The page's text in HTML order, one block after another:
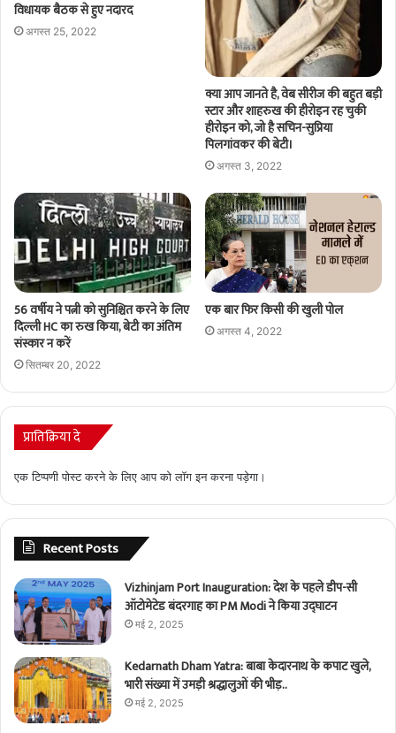
विधायक बैठक से हुए नदारद
अगस्त 25, 2022
क्या आप जानते है, वेब सीरीज की बहुत बड़ी
स्टार और शाहरुख की हीरोइन रह चुकी
हीरोइन को, जो है सचिन-सुप्रिया
पिलगांवकर की बेटी।
अगस्त 3, 2022
56 वर्षीय ने पत्नी को सुनिश्चित करने के लिए
दिल्ली HC का रुख किया, बेटी का अंतिम
संस्कार न करें
सितम्बर 20, 2022
एक बार फिर किसी की खुली पोल
अगस्त 4, 2022
प्रातिक्रिया दे
एक टिप्पणी पोस्ट करने के लिए आप कोलॉग इनकरना पड़ेगा।
Recent Posts
Vizhinjam Port Inauguration: देश के पहले डीप-सी
ऑटोमेटेड बंदरगाह का PM Modi ने किया उद्घाटन
मई 2, 2025
Kedarnath Dham Yatra: बाबा केदारनाथ के कपाट खुले,
भारी संख्या में उमड़ी श्रद्धालुओं की भीड़..
मई 2, 2025